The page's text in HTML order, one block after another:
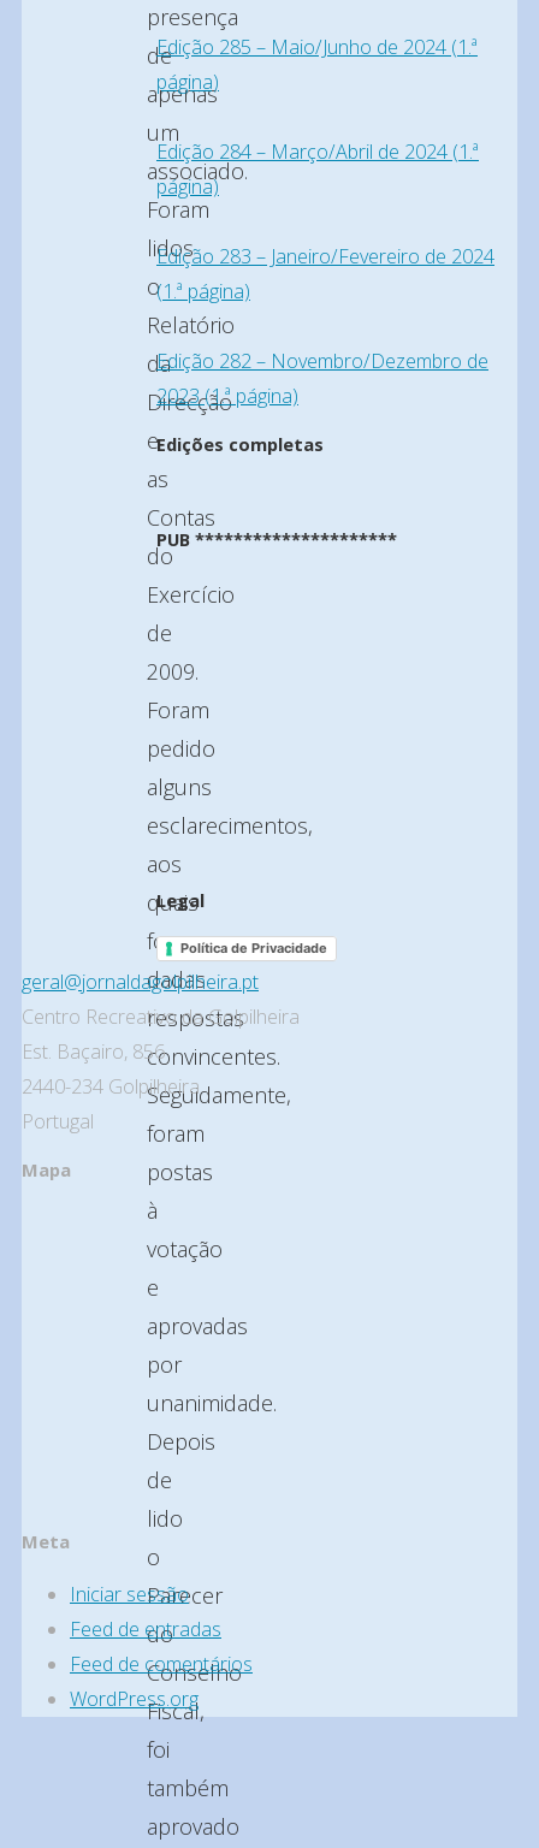
presença
de
apenas
um
associado.
Foram
lidos
o
Relatório
da
Direcção
e
as
Contas
do
Exercício
de
2009.
Foram
pedido
alguns
esclarecimentos,
aos
quais
foram
dadas
respostas
convincentes.
Seguidamente,
foram
postas
à
votação
e
aprovadas
por
unanimidade.
Depois
de
lido
o
Parecer
do
Conselho
Fiscal,
foi
também
aprovado
Edição 285 – Maio/Junho de 2024 (1.ª
página)
Edição 284 – Março/Abril de 2024 (1.ª
página)
Edição 283 – Janeiro/Fevereiro de 2024
(1.ª página)
Edição 282 – Novembro/Dezembro de
2023 (1.ª página)
Edições completas
PUB *********************
Legal
Política de Privacidade
geral@jornaldagolpilheira.pt
Centro Recreativo da Golpilheira
Est. Baçairo, 856
2440-234 Golpilheira
Portugal
Mapa
Meta
Iniciar sessão
Feed de entradas
Feed de comentários
WordPress.org